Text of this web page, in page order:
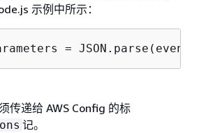
示例中所示：
=
传递给 AWS Config 的标
记。